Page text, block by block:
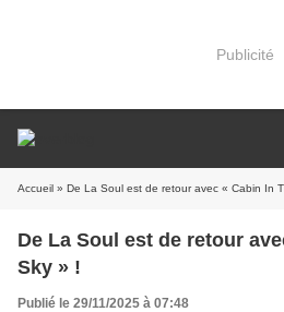
Publicité
Accueil » De La Soul est de retour avec « Cabin In
De La Soul est de retour
Sky » !
Publié le 29/11/2025 à 07:48